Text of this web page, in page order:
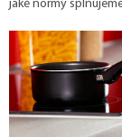
jaké normy